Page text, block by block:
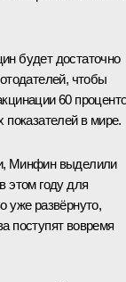
будет достаточно
чтобы
60
в мире.
Минфин выделили
этом году для
уже развёрнуто,
поступят вовремя